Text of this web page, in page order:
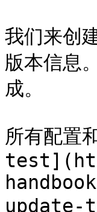
我们来创
版本信息
成。
所有配
update-